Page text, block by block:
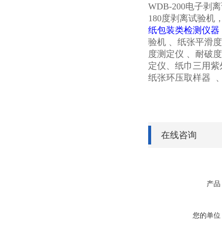
WDB-200电子剥
180度剥离试验机
纸包装类检测仪器
验机 、纸张平滑
度测定仪 、耐破
定仪、纸巾三用
纸张环压取样器
在线咨询
产品
您的单位